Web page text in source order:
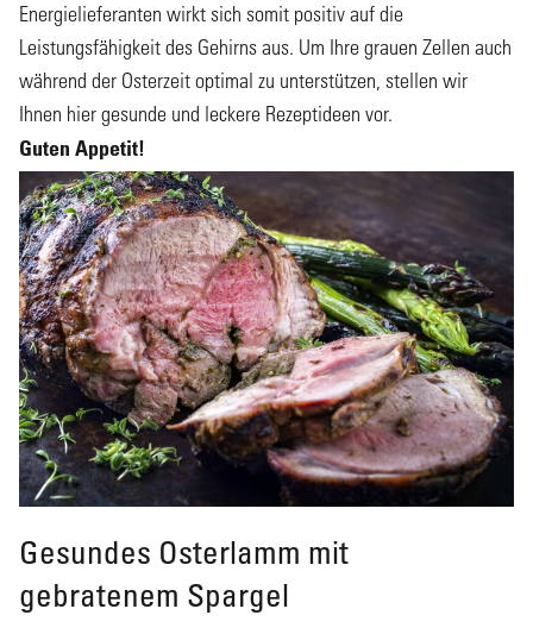
Energielieferanten wirkt sich somit positiv auf die
Leistungsfähigkeit des Gehirns aus. Um Ihre grauen Zellen auch
während der Osterzeit optimal zu unterstützen, stellen wir
Ihnen hier gesunde und leckere Rezeptideen vor.
Guten Appetit!
Gesundes Osterlamm mit
gebratenem Spargel